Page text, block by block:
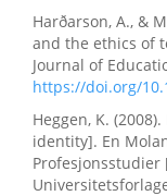
Harðarson, A., &
and the ethics of
Journal of
https://doi.org/
Heggen, K.
identity]. En
Profesjonsstudier